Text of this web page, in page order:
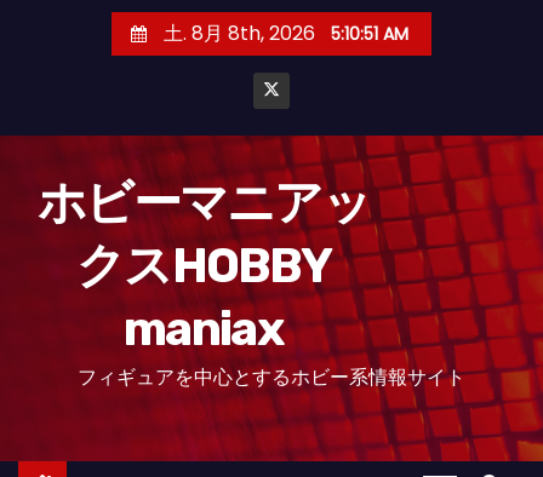
土. 8月 8th, 2026 5:10:53 AM
ホビーマニアッ
クスHOBBY
maniax
フィギュアを中心とするホビー系情報サイト